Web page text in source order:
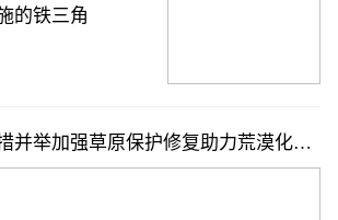
的铁三角
并举加强草原保护修复助力荒漠化防